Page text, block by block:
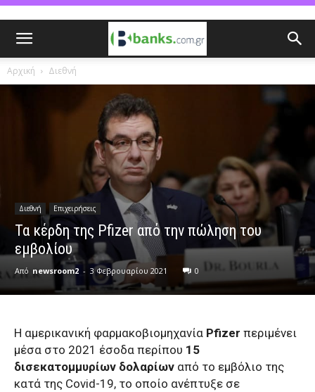
Αρχική Διεθνή
Διεθνή Επιχειρήσεις
Τα κέρδη της Pfizer από την πώληση του
εμβολίου
Από newsroom2 - 3 Φεβρουαρίου 2021 0
Η αμερικανική φαρμακοβιομηχανία Pfizer περιμένει
μέσα στο 2021 έσοδα περίπου 15
δισεκατομμυρίων δολαρίων από το εμβόλιο της
κατά της Covid-19, το οποίο ανέπτυξε σε